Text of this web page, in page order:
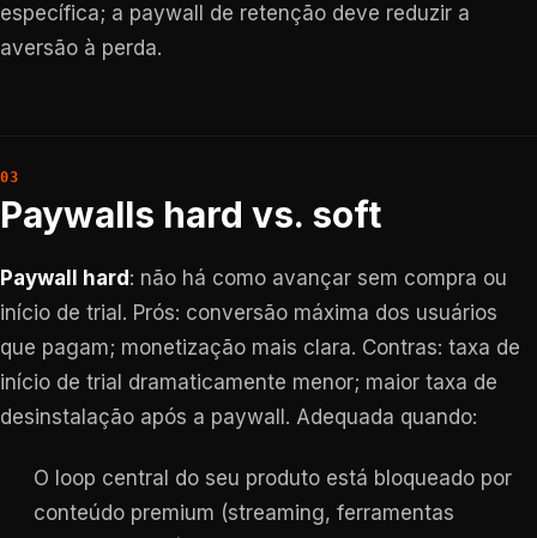
específica; a paywall de retenção deve reduzir a
aversão à perda.
Paywalls hard vs. soft
Paywall hard : não há como avançar sem compra ou
início de trial. Prós: conversão máxima dos usuários
que pagam; monetização mais clara. Contras: taxa de
início de trial dramaticamente menor; maior taxa de
desinstalação após a paywall. Adequada quando:
O loop central do seu produto está bloqueado por
conteúdo premium (streaming, ferramentas